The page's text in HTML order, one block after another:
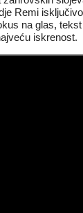
Remi
na glas,
iskrenost.